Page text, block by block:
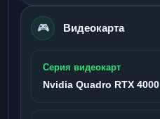
🎮 Видеокарта
Серия видеокарт
Nvidia Quadro RTX 4000